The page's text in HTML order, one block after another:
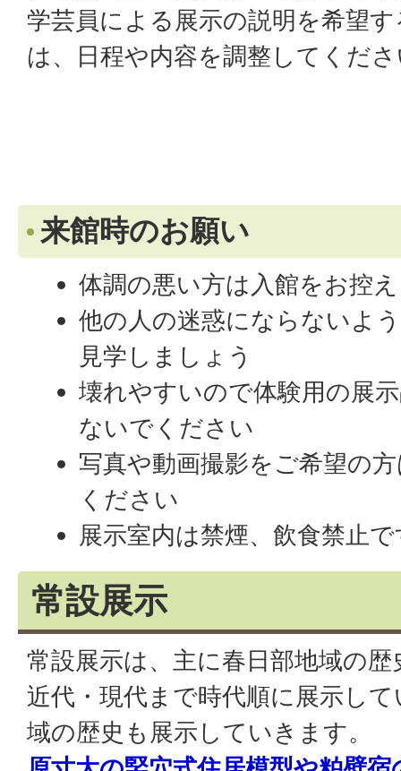
学芸員による展示の説明を希望
は、日程や内容を調整してくだ
来館時のお願い
体調の悪い方は入館をお控
他の人の迷惑にならないよ
見学しましょう
壊れやすいので体験用の展
ないでください
写真や動画撮影をご希望の
ください
展示室内は禁煙、飲食禁止
常設展示
常設展示は、主に春日部地域の
近代・現代まで時代順に展示し
域の歴史も展示していきます。